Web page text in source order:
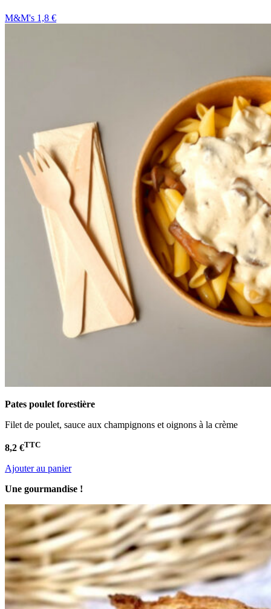
M&M's 1,8 €
Pates poulet forestière
Filet de poulet, sauce aux champignons et oignons à la crème
8,2 €TTC
Ajouter au panier
Une gourmandise !